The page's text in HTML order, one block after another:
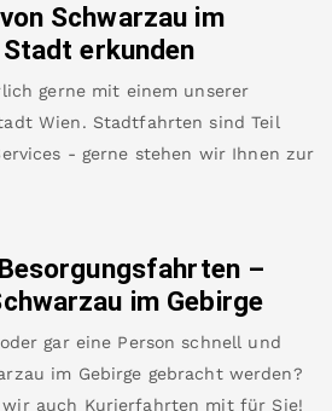
Schwarzau im
erkunden
gerne mit einem unserer
Wien. Stadtfahrten sind Teil
- gerne stehen wir Ihnen zur
–
im Gebirge
gar eine Person schnell und
im Gebirge gebracht werden?
auch Kurierfahrten mit für Sie!